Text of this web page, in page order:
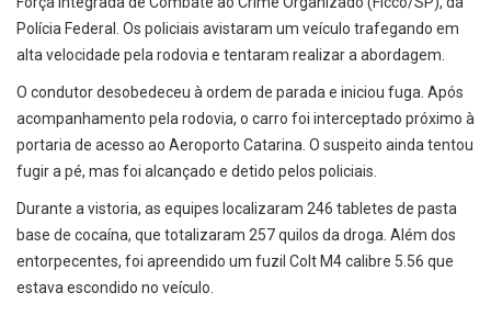
Polícia Federal. Os policiais avistaram um veículo trafegando em
alta velocidade pela rodovia e tentaram realizar a abordagem.
O condutor desobedeceu à ordem de parada e iniciou fuga. Após
acompanhamento pela rodovia, o carro foi interceptado próximo à
portaria de acesso ao Aeroporto Catarina. O suspeito ainda tentou
fugir a pé, mas foi alcançado e detido pelos policiais.
Durante a vistoria, as equipes localizaram 246 tabletes de pasta
base de cocaína, que totalizaram 257 quilos da droga. Além dos
entorpecentes, foi apreendido um fuzil Colt M4 calibre 5.56 que
estava escondido no veículo.